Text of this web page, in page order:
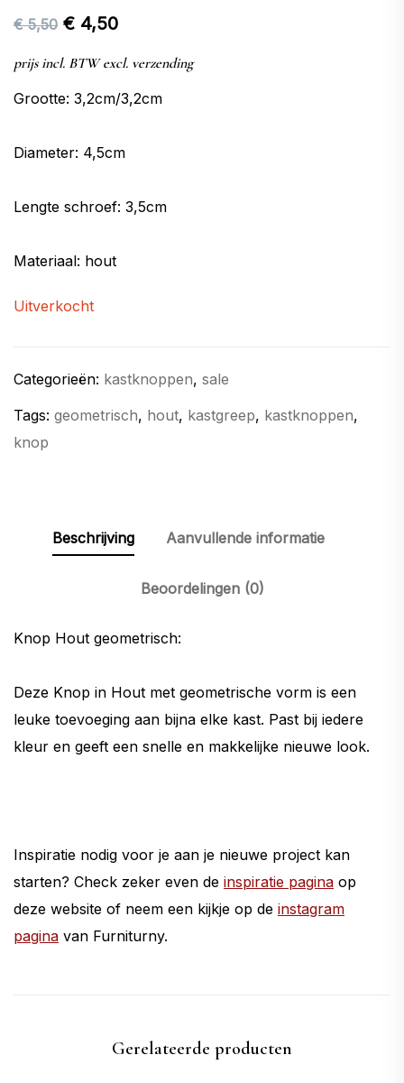
€5,50 Oorspronkelijke
prijs
was:
€ 4,50Huidige
prijs
is:
prijs incl. BTW excl. verzending
Grootte: 3,2cm/3,2cm
Diameter: 4,5cm
Lengte schroef: 3,5cm
Materiaal: hout
Uitverkocht
Categorieën: kastknoppen, sale
Tags: geometrisch, hout, kastgreep, kastknoppen,
knop
Beschrijving Aanvullende informatie
Beoordelingen (0)
Knop Hout geometrisch:
Deze Knop in Hout met geometrische vorm is een
leuke toevoeging aan bijna elke kast. Past bij iedere
kleur en geeft een snelle en makkelijke nieuwe look.
Inspiratie nodig voor je aan je nieuwe project kan
starten? Check zeker even de inspiratie pagina op
deze website of neem een kijkje op de instagram
pagina van Furniturny.
Gerelateerde producten